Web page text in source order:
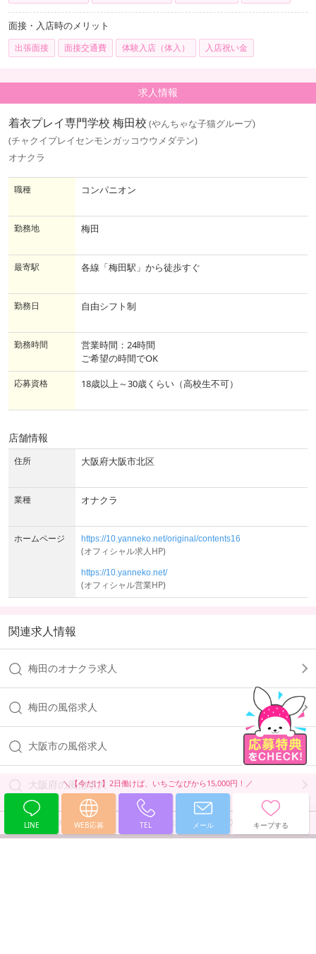
面接・入店時のメリット
出張面接 面接交通費 体験入店（体入） 入店祝い金
求人情報
着衣プレイ専門学校 梅田校 (やんちゃな子猫グループ)
(チャクイプレイセンモンガッコウウメダテン)
オナクラ
職種 コンパニオン
勤務地 梅田
最寄駅 各線「梅田駅」から徒歩すぐ
勤務日 自由シフト制
勤務時間
営業時間：24時間
ご希望の時間でOK
応募資格 18歳以上～30歳くらい（高校生不可）
店舗情報
住所 大阪府大阪市北区
業種 オナクラ
ホームページ https://10.yanneko.net/original/contents16
(オフィシャル求人HP)
https://10.yanneko.net/
(オフィシャル営業HP)
LINE WEB応募 TEL メール キープする
関連求人情報
梅田のオナクラ求人
梅田の風俗求人
大阪市の風俗求人
大阪府の風俗求人
風俗求人・いちごなび 大阪版 大阪 風俗求人 大阪市 風俗求人